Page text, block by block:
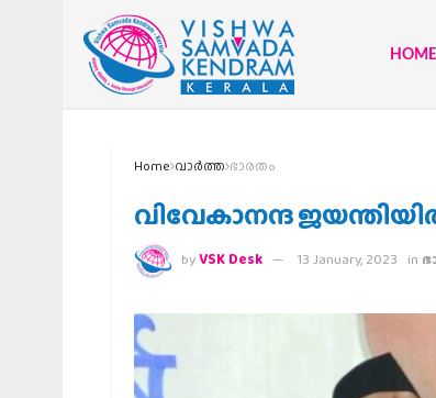
HOME
Home വാര്‍ത്ത ഭാരതം
വിവേകാനന്ദ
byVSK Desk 13 January, 2023 in